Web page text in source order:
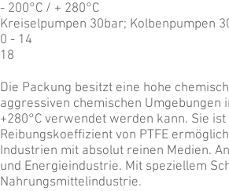
- 200°C / + 280°C
Kreiselpumpen 30bar; Kolbenpumpen
0 - 14
18
Die Packung besitzt eine hohe
aggressiven chemischen Umgebungen
+280°C verwendet werden kann. Sie
Reibungskoeffizient von PTFE
Industrien mit absolut reinen Medien.
und Energieindustrie. Mit speziellem
Nahrungsmittelindustrie.